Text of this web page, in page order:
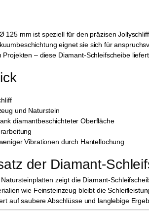
125 mm ist speziell für den präzisen
eignet sie sich für
– diese Diamant-Schleifscheibe
und Naturstein
diamantbeschichteter Oberfläche
Vibrationen durch Hantellochung
der Diamant-
zeigt die Diamant-
wie Feinsteinzeug bleibt die
auf saubere Abschlüsse und langlebige